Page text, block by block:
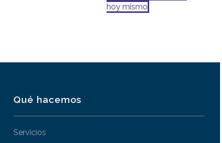
hoy mismo
Qué hacemos
Servicios